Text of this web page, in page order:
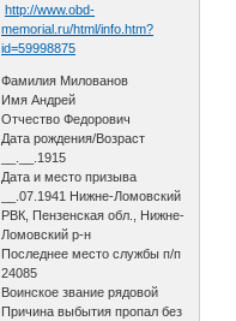
http://www.obd-
memorial.ru/html/info.htm?
id=59998875
Фамилия Милованов
Имя Андрей
Отчество Федорович
Дата рождения/Возраст
__.__.1915
Дата и место призыва
__.07.1941 Нижне-Ломовский
РВК, Пензенская обл., Нижне-
Ломовский р-н
Последнее место службы п/п
24085
Воинское звание рядовой
Причина выбытия пропал без